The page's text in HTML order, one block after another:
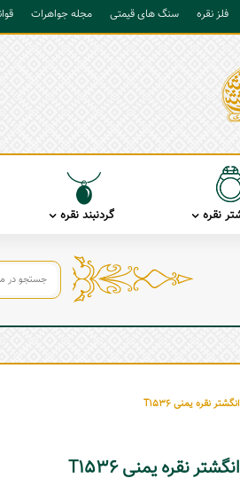
فلز نقره سنگ های قیمتی مجله جواهرات
نقره گردنبند نقره
انگشتر نقره یمنی T1536
انگشتر نقره یمنی T1536